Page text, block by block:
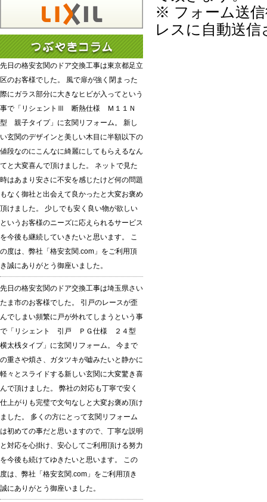
※ フォーム送
レスに自動送
先日の格安玄関のドア交換工事は東京都足立
区のお客様でした。 風で扉が強く閉まった
際にガラス部分に大きなヒビが入ってという
事で「リシェントⅢ 断熱仕様 Ｍ１１Ｎ
型 親子タイプ」に玄関リフォーム。 新し
い玄関のデザインと美しい木目に半額以下の
値段なのにこんなに綺麗にしてもらえるなん
てと大変喜んで頂けました。 ネットで見た
時はあまり安さに不安を感じたけど何の問題
もなく御社と出会えて良かったと大変お褒め
頂けました。 少しでも安く良い物が欲しい
というお客様のニーズに応えられるサービス
を今後も継続していきたいと思います。 こ
の度は、弊社「格安玄関.com」をご利用頂
き誠にありがとう御座いました。
先日の格安玄関のドア交換工事は埼玉県さい
たま市のお客様でした。 引戸のレースが歪
んでしまい頻繁に戸が外れてしまうという事
で「リシェント 引戸 ＰＧ仕様 ２４型
横太桟タイプ」に玄関リフォーム。 今まで
の重さや煩さ、ガタツキが嘘みたいと静かに
軽々とスライドする新しい玄関に大変驚き喜
んで頂けました。 弊社の対応も丁寧で安く
仕上がりも完璧で文句なしと大変お褒め頂け
ました。 多くの方にとって玄関リフォーム
は初めての事だと思いますので、丁寧な説明
と対応を心掛け、安心してご利用頂ける努力
を今後も続けてゆきたいと思います。 この
度は、弊社「格安玄関.com」をご利用頂き
誠にありがとう御座いました。